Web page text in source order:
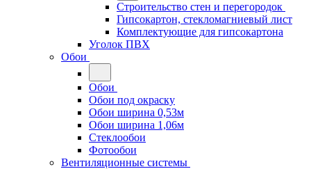
Строительство стен и перегородок
Гипсокартон, стекломагниевый лист
Комплектующие для гипсокартона
Уголок ПВХ
Обои
Обои
Обои под окраску
Обои ширина 0,53м
Обои ширина 1,06м
Стеклообои
Фотообои
Вентиляционные системы